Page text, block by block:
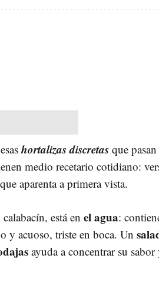
hortalizas discretas que
medio recetario cotidiano:
aparenta a primera vista.
está en el agua:
y acuoso, triste en boca. Un
ayuda a concentrar su